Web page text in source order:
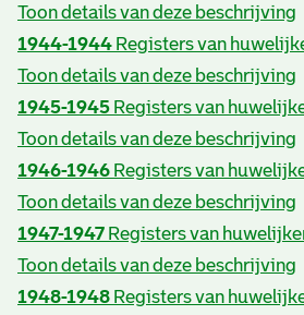
Toon details van deze beschrijving
1944-1944 Registers van
Toon details van deze beschrijving
1945-1945 Registers van
Toon details van deze beschrijving
1946-1946 Registers van
Toon details van deze beschrijving
1947-1947 Registers van
Toon details van deze beschrijving
1948-1948 Registers van